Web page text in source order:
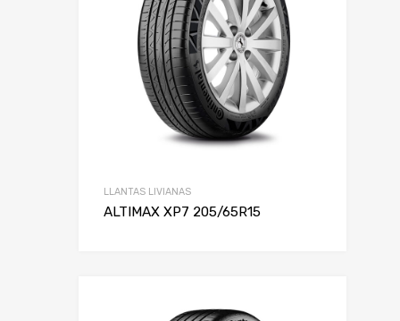
LLANTAS LIVIANAS
ALTIMAX XP7 205/65R15